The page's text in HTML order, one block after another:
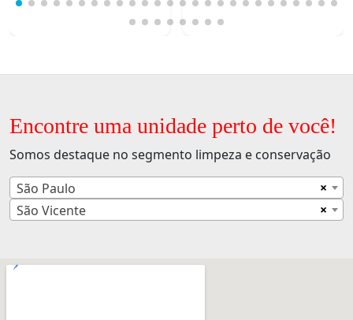
Encontre uma unidade perto de você!
Somos destaque no segmento limpeza e conservação
×
São Paulo
×
São Vicente